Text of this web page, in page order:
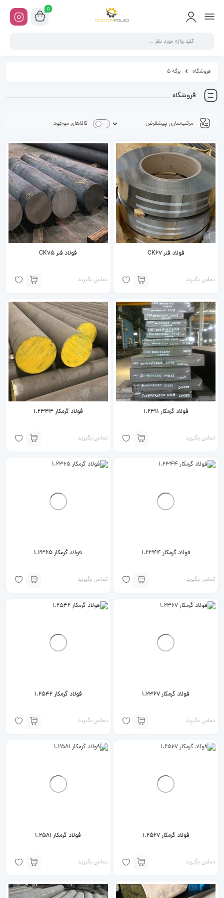
0
فروشگاه برگه 5
فروشگاه
کالاهای موجود
فولاد فنر CK67
تماس بگیرید
فولاد فنر CK75
تماس بگیرید
فولاد گرمکار 1.2311
تماس بگیرید
فولاد گرمکار 1.2343
تماس بگیرید
فولاد گرمکار 1.2344
تماس بگیرید
فولاد گرمکار 1.2365
تماس بگیرید
فولاد گرمکار 1.2367
تماس بگیرید
فولاد گرمکار 1.2542
تماس بگیرید
فولاد گرمکار 1.2567
تماس بگیرید
فولاد گرمکار 1.2581
تماس بگیرید